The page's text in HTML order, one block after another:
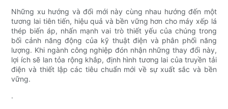
Những xu hướng và đổi mới này cùng nhau hướng đến một
tương lai tiên tiến, hiệu quả và bền vững hơn cho máy xếp lá
thép biến áp, nhấn mạnh vai trò thiết yếu của chúng trong
bối cảnh năng động của kỹ thuật điện và phân phối năng
lượng. Khi ngành công nghiệp đón nhận những thay đổi này,
lợi ích sẽ lan tỏa rộng khắp, định hình tương lai của truyền tải
điện và thiết lập các tiêu chuẩn mới về sự xuất sắc và bền
vững.
.